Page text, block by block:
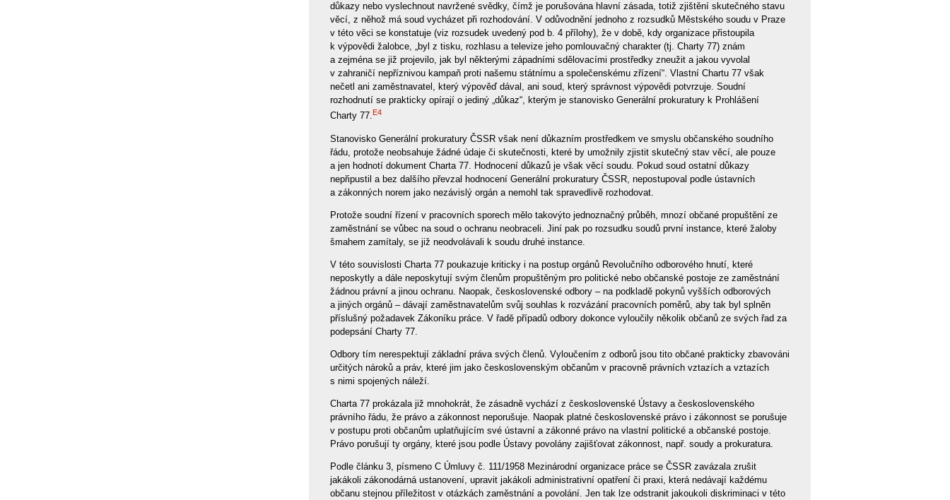
důkazy nebo vyslechnout navržené svědky, čímž je porušována hlavní zásada, totiž zjištění skutečného stavu
věcí, z něhož má soud vycházet při rozhodování. V odůvodnění jednoho z rozsudků Městského soudu v Praze
v této věci se konstatuje (viz rozsudek uvedený pod b. 4 přílohy), že v době, kdy organizace přistoupila
k výpovědi žalobce, „byl z tisku, rozhlasu a televize jeho pomlouvačný charakter (tj. Charty 77) znám
a zejména se již projevilo, jak byl některými západními sdělovacími prostředky zneužit a jakou vyvolal
v zahraničí nepříznivou kampaň proti našemu státnímu a společenskému zřízení“. Vlastní Chartu 77 však
nečetl ani zaměstnavatel, který výpověď dával, ani soud, který správnost výpovědi potvrzuje. Soudní
rozhodnutí se prakticky opírají o jediný „důkaz“, kterým je stanovisko Generální prokuratury k Prohlášení
Charty 77. E4
Stanovisko Generální prokuratury ČSSR však není důkazním prostředkem ve smyslu občanského soudního
řádu, protože neobsahuje žádné údaje či skutečnosti, které by umožnily zjistit skutečný stav věcí, ale pouze
a jen hodnotí dokument Charta 77. Hodnocení důkazů je však věcí soudu. Pokud soud ostatní důkazy
nepřipustil a bez dalšího převzal hodnocení Generální prokuratury ČSSR, nepostupoval podle ústavních
a zákonných norem jako nezávislý orgán a nemohl tak spravedlivě rozhodovat.
Protože soudní řízení v pracovních sporech mělo takovýto jednoznačný průběh, mnozí občané propuštění ze
zaměstnání se vůbec na soud o ochranu neobraceli. Jiní pak po rozsudku soudů první instance, které žaloby
šmahem zamítaly, se již neodvolávali k soudu druhé instance.
V této souvislosti Charta 77 poukazuje kriticky i na postup orgánů Revolučního odborového hnutí, které
neposkytly a dále neposkytují svým členům propuštěným pro politické nebo občanské postoje ze zaměstnání
žádnou právní a jinou ochranu. Naopak, československé odbory – na podkladě pokynů vyšších odborových
a jiných orgánů – dávají zaměstnavatelům svůj souhlas k rozvázání pracovních poměrů, aby tak byl splněn
příslušný požadavek Zákoníku práce. V řadě případů odbory dokonce vyloučily několik občanů ze svých řad za
podepsání Charty 77.
Odbory tím nerespektují základní práva svých členů. Vyloučením z odborů jsou tito občané prakticky zbavováni
určitých nároků a práv, které jim jako československým občanům v pracovně právních vztazích a vztazích
s nimi spojených náleží.
Charta 77 prokázala již mnohokrát, že zásadně vychází z československé Ústavy a československého
právního řádu, že právo a zákonnost neporušuje. Naopak platné československé právo i zákonnost se porušuje
v postupu proti občanům uplatňujícím své ústavní a zákonné právo na vlastní politické a občanské postoje.
Právo porušují ty orgány, které jsou podle Ústavy povolány zajišťovat zákonnost, např. soudy a prokuratura.
Podle článku 3, písmeno C Úmluvy č. 111/1958 Mezinárodní organizace práce se ČSSR zavázala zrušit
jakákoli zákonodárná ustanovení, upravit jakákoli administrativní opatření či praxi, která nedávají každému
občanu stejnou příležitost v otázkách zaměstnání a povolání. Jen tak lze odstranit jakoukoli diskriminaci v této